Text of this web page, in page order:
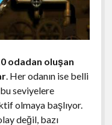
odadan oluşan
. Her odanın ise belli
seviyelere
olmaya başlıyor.
değil, bazı